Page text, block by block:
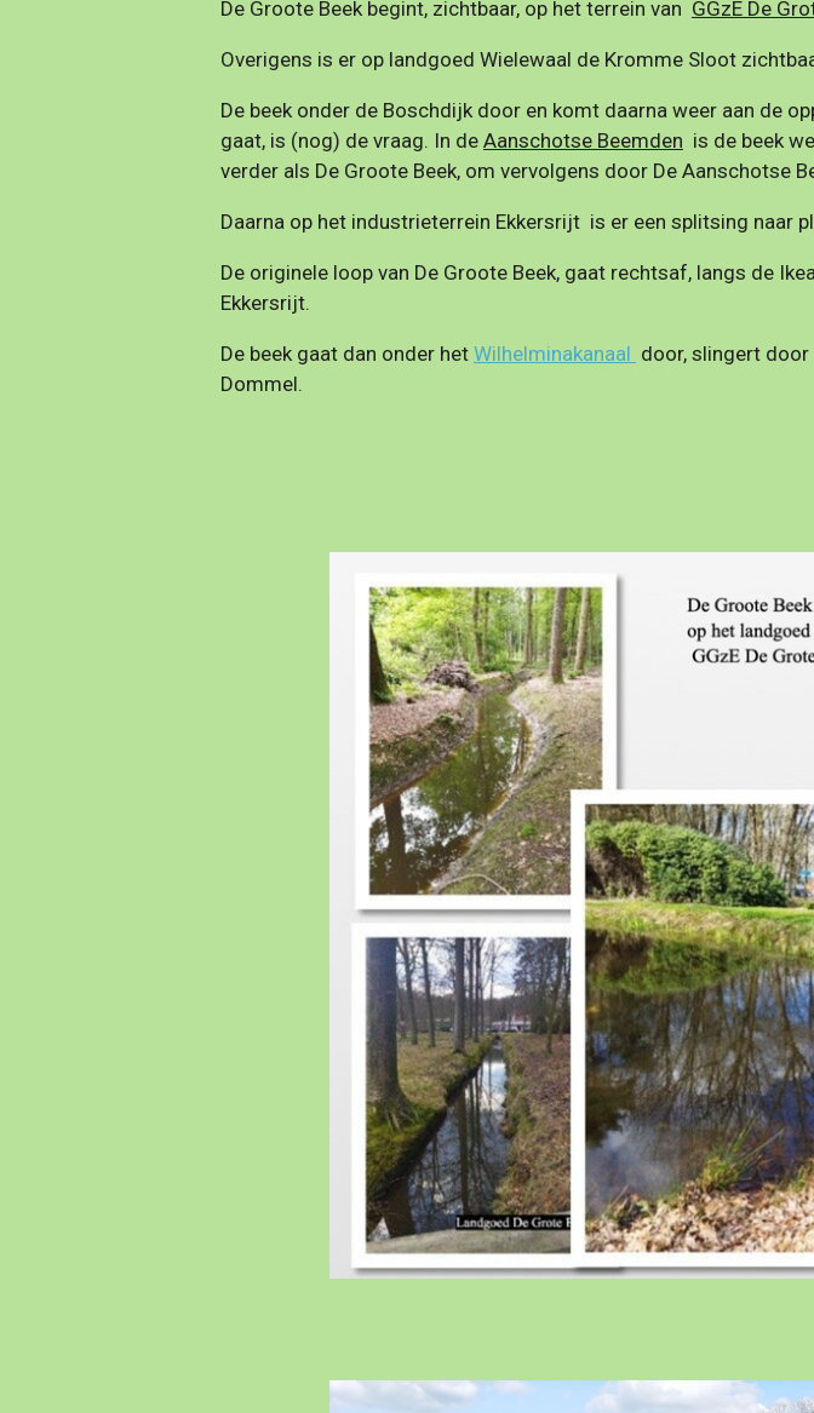
De Groote Beek begint, zichtbaar, op het terrein van GGzE De
Overigens is er op landgoed Wielewaal de Kromme Sloot
De beek onder de Boschdijk door en komt daarna weer aan de
gaat, is (nog) de vraag. In de Aanschotse Beemden is de beek
verder als De Groote Beek, om vervolgens door De Aanschotse
Daarna op het industrieterrein Ekkersrijt is er een splitsing naar
De originele loop van De Groote Beek, gaat rechtsaf, langs de
Ekkersrijt.
De beek gaat dan onder het Wilhelminakanaal door, slingert
Dommel.